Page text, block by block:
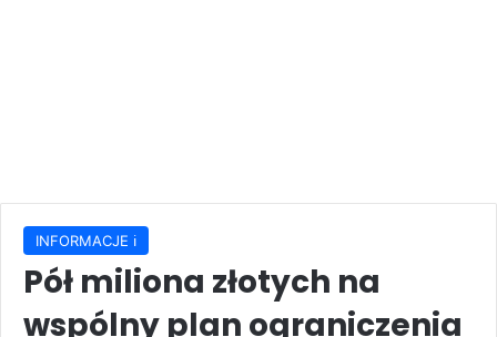
INFORMACJE ℹ️
Pół miliona złotych na
wspólny plan ograniczenia